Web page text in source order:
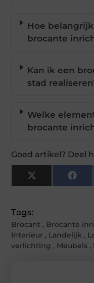
Hoe
brocante
Kan ik een
stad
Welke
brocante
Goed artikel? Deel
X
(Twitter)
Tags:
Brocant , Brocante
Interieur , Landelijk ,
verlichting , Meubels ,